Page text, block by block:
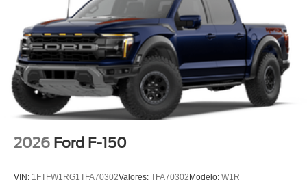
2026 Ford F-150
VIN: 1FTFW1RG1TFA70302Valores: TFA70302Modelo: W1R